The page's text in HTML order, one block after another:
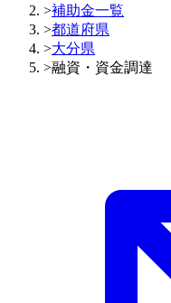
>補助金一覧
>都道府県
>大分県
>融資・資金調達